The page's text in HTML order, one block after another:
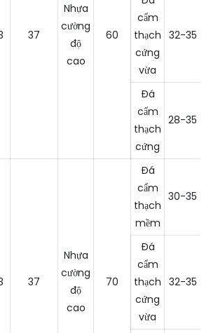
37
Nhựa
cường
độ
cao
60
cẩm
thạch
cứng
vừa
32-35
Đá
cẩm
thạch
cứng
28-35
37
Nhựa
cường
độ
cao
70
Đá
cẩm
thạch
mềm
30-35
Đá
cẩm
thạch
cứng
vừa
32-35